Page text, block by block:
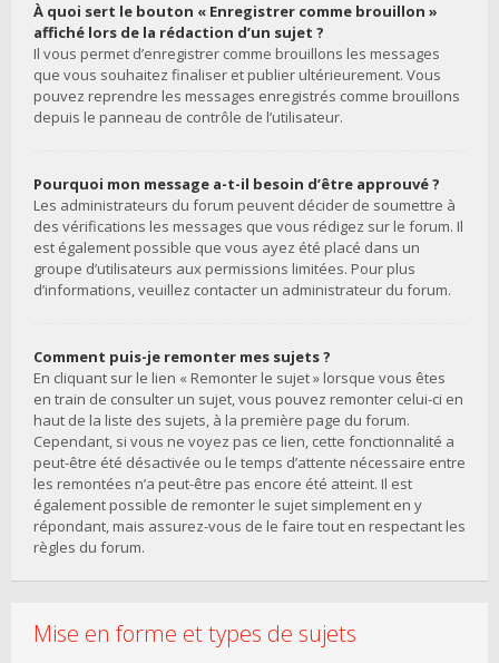
À quoi sert le bouton « Enregistrer comme brouillon »
affiché lors de la rédaction d’un sujet ?
Il vous permet d’enregistrer comme brouillons les messages
que vous souhaitez finaliser et publier ultérieurement. Vous
pouvez reprendre les messages enregistrés comme brouillons
depuis le panneau de contrôle de l’utilisateur.
Pourquoi mon message a-t-il besoin d’être approuvé ?
Les administrateurs du forum peuvent décider de soumettre à
des vérifications les messages que vous rédigez sur le forum. Il
est également possible que vous ayez été placé dans un
groupe d’utilisateurs aux permissions limitées. Pour plus
d’informations, veuillez contacter un administrateur du forum.
Comment puis-je remonter mes sujets ?
En cliquant sur le lien « Remonter le sujet » lorsque vous êtes
en train de consulter un sujet, vous pouvez remonter celui-ci en
haut de la liste des sujets, à la première page du forum.
Cependant, si vous ne voyez pas ce lien, cette fonctionnalité a
peut-être été désactivée ou le temps d’attente nécessaire entre
les remontées n’a peut-être pas encore été atteint. Il est
également possible de remonter le sujet simplement en y
répondant, mais assurez-vous de le faire tout en respectant les
règles du forum.
Mise en forme et types de sujets